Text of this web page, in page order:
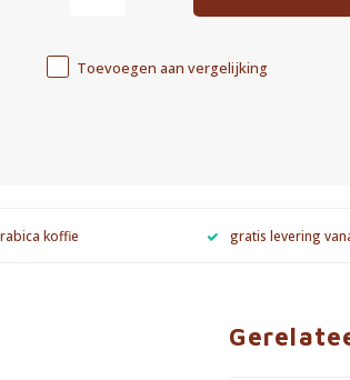
Toevoegen aan vergelijking
koffie gratis levering